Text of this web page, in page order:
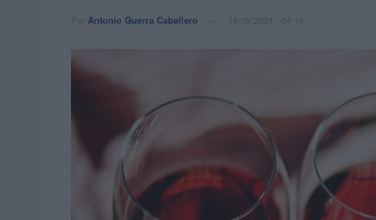
Por Antonio Guerra Caballero 16/09/2024 - 04:15